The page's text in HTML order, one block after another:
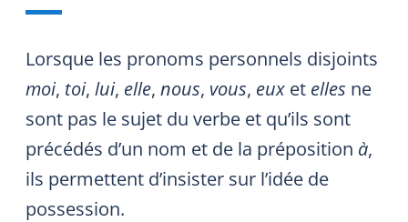
Lorsque les pronoms personnels disjoints
moi, toi, lui, elle, nous, vous, eux et elles ne
sont pas le sujet du verbe et qu’ils sont
précédés d’un nom et de la préposition à,
ils permettent d’insister sur l’idée de
possession.